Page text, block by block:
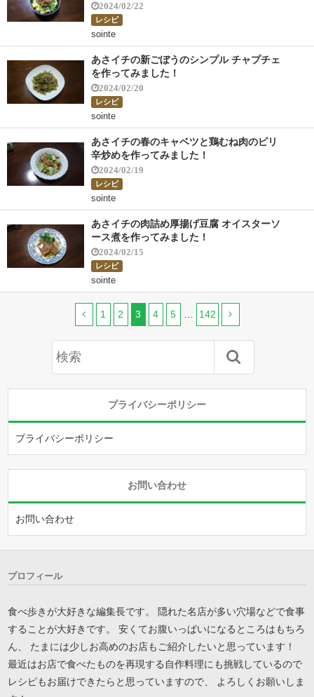
2024/02/22
レシピ
sointe
あさイチの新ごぼうのシンプル チャプチェ
を作ってみました！
2024/02/20
レシピ
sointe
あさイチの春のキャベツと鶏むね肉のピリ
辛炒めを作ってみました！
2024/02/19
レシピ
sointe
あさイチの肉詰め厚揚げ豆腐 オイスターソ
ース煮を作ってみました！
2024/02/15
レシピ
sointe
1 2 3 4 5 142
プライバシーポリシー
プライバシーポリシー
お問い合わせ
お問い合わせ
プロフィール
食べ歩きが大好きな編集長です。 隠れた名店が多い穴場などで食事
することが大好きです。 安くてお腹いっぱいになるところはもちろ
ん、 たまには少しお高めのお店もご紹介したいと思っています！
最近はお店で食べたものを再現する自作料理にも挑戦しているので
レシピもお届けできたらと思っていますので、 よろしくお願いしま